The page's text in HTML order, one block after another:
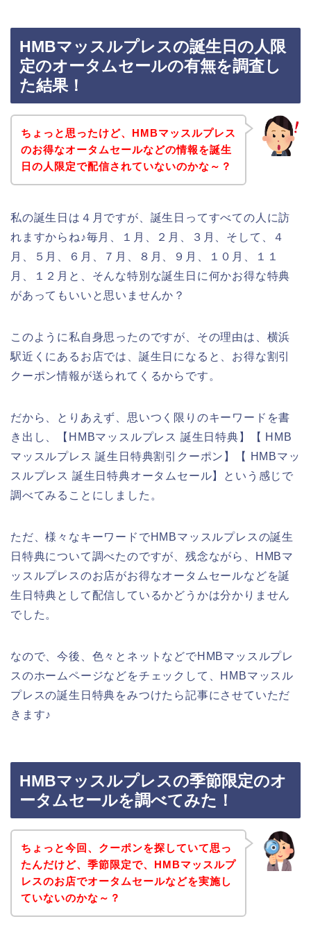
HMBマッスルプレスの誕生日の人限
定のオータムセールの有無を調査し
た結果！
ちょっと思ったけど、HMBマッスルプレス
のお得なオータムセールなどの情報を誕生
日の人限定で配信されていないのかな～？
私の誕生日は４月ですが、誕生日ってすべての人に訪
れますからね♪毎月、１月、２月、３月、そして、４
月、５月、６月、７月、８月、９月、１０月、１１
月、１２月と、そんな特別な誕生日に何かお得な特典
があってもいいと思いませんか？
このように私自身思ったのですが、その理由は、横浜
駅近くにあるお店では、誕生日になると、お得な割引
クーポン情報が送られてくるからです。
だから、とりあえず、思いつく限りのキーワードを書
き出し、【HMBマッスルプレス 誕生日特典】【 HMB
マッスルプレス 誕生日特典割引クーポン】【 HMBマッ
スルプレス 誕生日特典オータムセール】という感じで
調べてみることにしました。
ただ、様々なキーワードでHMBマッスルプレスの誕生
日特典について調べたのですが、残念ながら、HMBマ
ッスルプレスのお店がお得なオータムセールなどを誕
生日特典として配信しているかどうかは分かりません
でした。
なので、今後、色々とネットなどでHMBマッスルプレ
スのホームページなどをチェックして、HMBマッスル
プレスの誕生日特典をみつけたら記事にさせていただ
きます♪
HMBマッスルプレスの季節限定のオ
ータムセールを調べてみた！
ちょっと今回、クーポンを探していて思っ
たんだけど、季節限定で、HMBマッスルプ
レスのお店でオータムセールなどを実施し
ていないのかな～？